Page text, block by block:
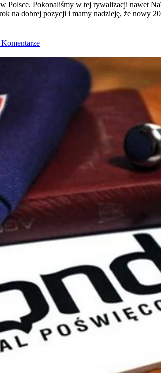
Polsce. Pokonaliśmy w tej rywalizacji nawet
na dobrej pozycji i mamy nadzieję, że nowy
Komentarze